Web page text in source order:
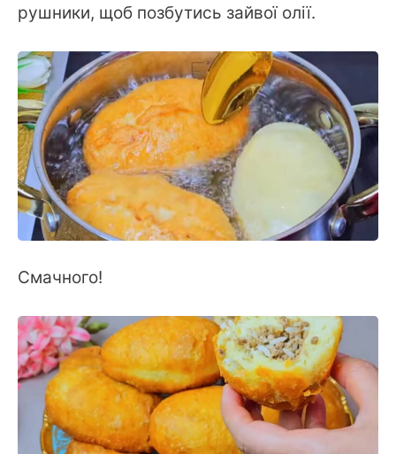
рушники, щоб позбутись зайвої олії.
Смачного!